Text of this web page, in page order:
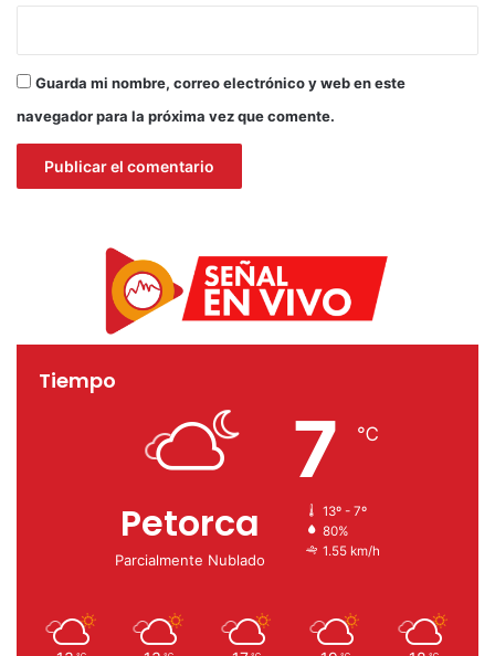
Guarda mi nombre, correo electrónico y web en este
navegador para la próxima vez que comente.
Tiempo
Petorca
Parcialmente Nublado
7 ℃
13º - 7º
80%
1.55 km/h